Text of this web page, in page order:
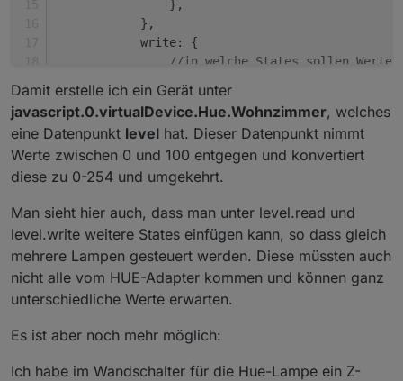
                },
            },
write: {
//in welche States sollen Werte
convert
return Math.ceil(val *
                    },
delay: 1500
// schreibe
                },
        },
    }
});
Damit erstelle ich ein Gerät unter
javascript.0.virtualDevice.Hue.Wohnzimmer, welches
eine Datenpunkt level hat. Dieser Datenpunkt nimmt
Werte zwischen 0 und 100 entgegen und konvertiert
diese zu 0-254 und umgekehrt.
Man sieht hier auch, dass man unter level.read und
level.write weitere States einfügen kann, so dass gleich
mehrere Lampen gesteuert werden. Diese müssten auch
nicht alle vom HUE-Adapter kommen und können ganz
unterschiedliche Werte erwarten.
Es ist aber noch mehr möglich:
Ich habe im Wandschalter für die Hue-Lampe ein Z-